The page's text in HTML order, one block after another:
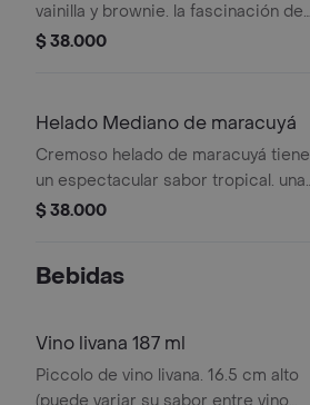
vainilla y brownie. la fascinación de
niños y adultos. peso
$ 38.000
Helado Mediano de maracuyá
Cremoso helado de maracuyá tiene
un espectacular sabor tropical. una
deliciosa combinación del dulce y
$ 38.000
Bebidas
Vino livana 187 ml
Piccolo de vino livana. 16.5 cm alto